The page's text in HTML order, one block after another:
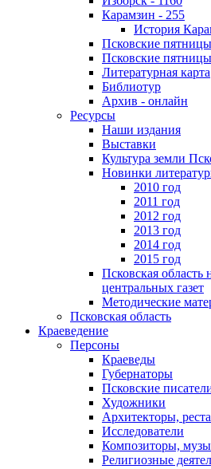
Карамзин - 255
История
Псковские пятницы
Псковские
Литературная карта
Библиотур
Архив - онлайн
Ресурсы
Наши издания
Выставки
Культура земли
Новинки
2010 год
2011 год
2012 год
2013 год
2014 год
2015 год
Псковская область
центральных газет
Методические
Псковская область
Краеведение
Персоны
Краеведы
Губернаторы
Псковские
Художники
Архитекторы,
Исследователи
Композиторы,
Религиозные